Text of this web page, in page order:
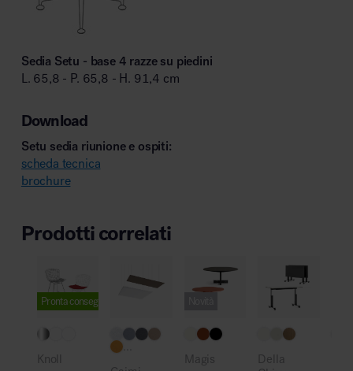
Sedia Setu - base 4 razze su piedini
L. 65,8 - P. 65,8 - H. 91,4 cm
Download
Setu sedia riunione e ospiti:
scheda tecnica
brochure
Prodotti correlati
Pronta consegna
Knoll Magis
Della